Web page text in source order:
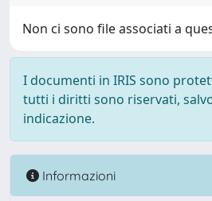
Non ci sono file associati a
I documenti in IRIS sono
tutti i diritti sono riservati,
indicazione.
Informazioni